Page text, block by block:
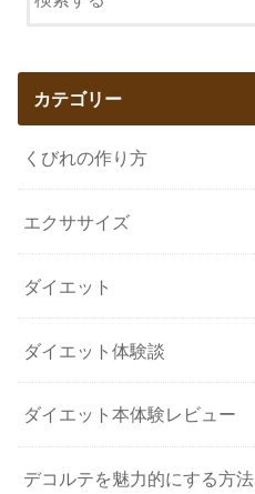
カテゴリー
くびれの作り方
エクササイズ
ダイエット
ダイエット体験談
ダイエット本体験レビュー
デコルテを魅力的にする方法